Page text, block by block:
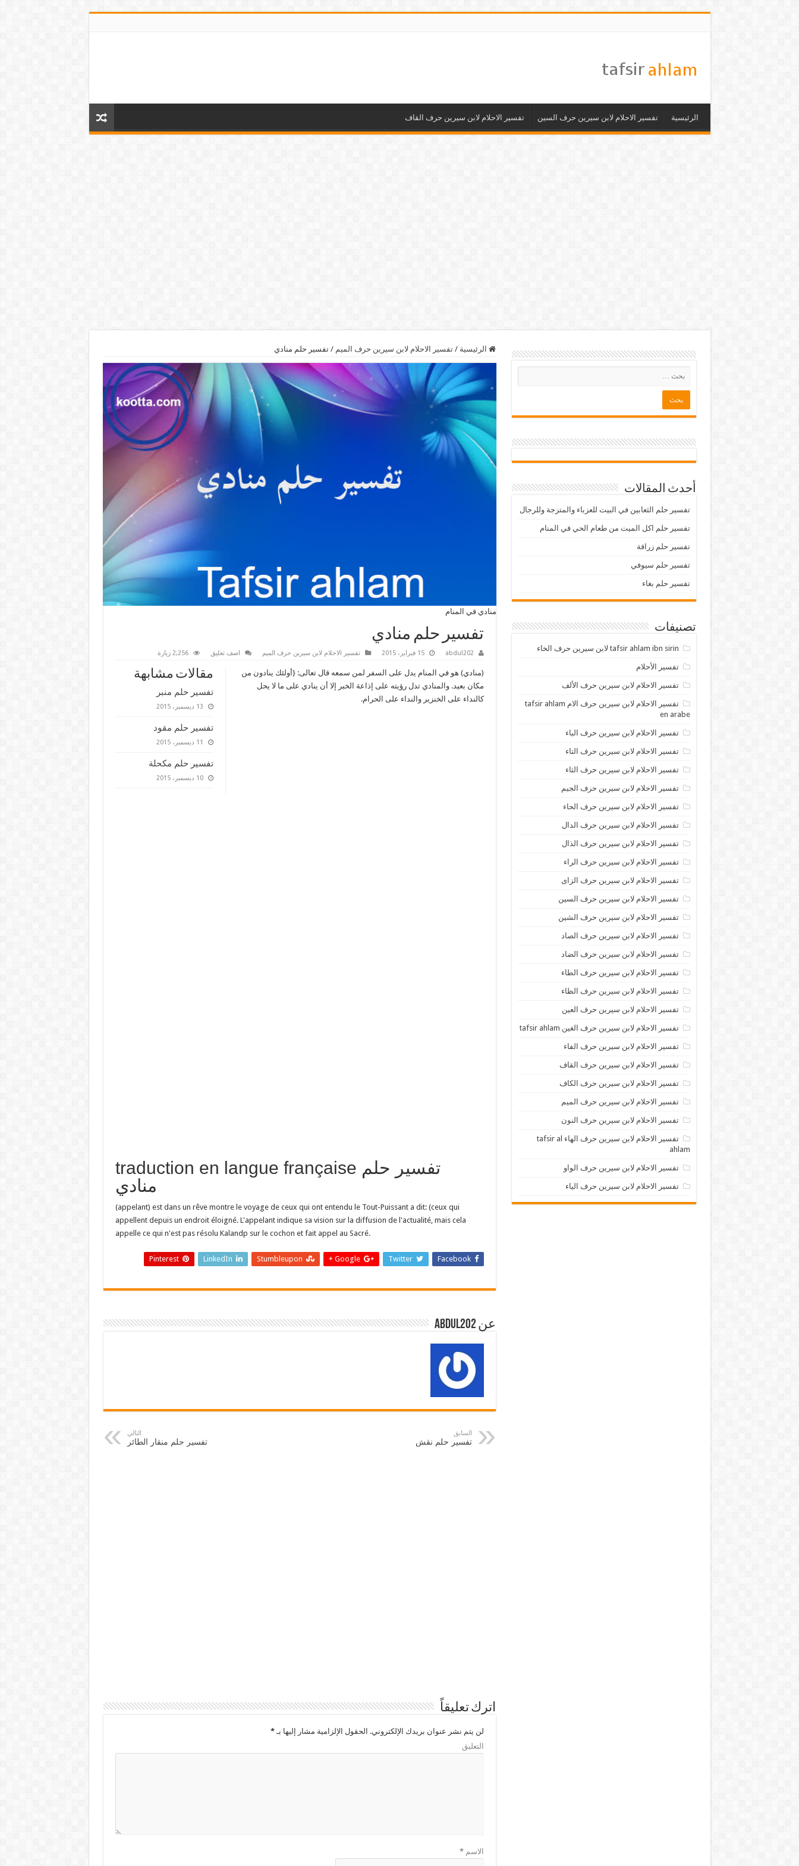
الرئيسية تفسير الاحلام لابن سيرين حرف السين تفسير الاحلام لابن سيرين حرف القاف
الرئيسية / تفسير الاحلام لابن سيرين حرف الميم / تفسير حلم منادي
منادي في المنام
تفسير حلم منادي
abdul202 15 فبراير، 2015 تفسير الاحلام لابن سيرين حرف الميم اضف تعليق 2,256 زيارة
مقالات مشابهة
تفسير حلم منبر
13 ديسمبر، 2015
تفسير حلم مقود
11 ديسمبر، 2015
تفسير حلم مكحلة
10 ديسمبر، 2015
(منادي) هو في المنام يدل على السفر لمن سمعه قال تعالى: {أولئك ينادون من
مكان بعيد. والمنادي تدل رؤيته على إذاعة الخبر إلا أن ينادي على ما لا يحل
كالنداء على الخنزير والنداء على الحرام.
traduction en langue française تفسير حلم
منادي
(appelant) est dans un rêve montre le voyage de ceux qui ont entendu le Tout-Puissant a dit: (ceux qui
appellent depuis un endroit éloigné. L'appelant indique sa vision sur la diffusion de l'actualité, mais cela
appelle ce qui n'est pas résolu Kalandp sur le cochon et fait appel au Sacré.
Facebook
Twitter
Google +
Stumbleupon
LinkedIn
Pinterest
عن abdul202
السابق
تفسير حلم نقش
التالي
تفسير حلم منقار الطائر
اترك تعليقاً
لن يتم نشر عنوان بريدك الإلكتروني. الحقول الإلزامية مشار إليها بـ*
التعليق
الاسم*
أحدث المقالات
تفسير حلم الثعابين في البيت للعزباء والمتزجة وللرجال
تفسير حلم اكل الميت من طعام الحي في المنام
تفسير حلم زرافة
تفسير حلم سيوفي
تفسير حلم بغاء
تصنيفات
tafsir ahlam ibn sirin لابن سيرين حرف الخاء
تفسير الأحلام
تفسير الاحلام لابن سيرين حرف الألف
تفسير الاحلام لابن سيرين حرف الام tafsir ahlam
en arabe
تفسير الاحلام لابن سيرين حرف الباء
تفسير الاحلام لابن سيرين حرف التاء
تفسير الاحلام لابن سيرين حرف الثاء
تفسير الاحلام لابن سيرين حرف الجيم
تفسير الاحلام لابن سيرين حرف الحاء
تفسير الاحلام لابن سيرين حرف الدال
تفسير الاحلام لابن سيرين حرف الذال
تفسير الاحلام لابن سيرين حرف الراء
تفسير الاحلام لابن سيرين حرف الزاى
تفسير الاحلام لابن سيرين حرف السين
تفسير الاحلام لابن سيرين حرف الشين
تفسير الاحلام لابن سيرين حرف الصاد
تفسير الاحلام لابن سيرين حرف الضاد
تفسير الاحلام لابن سيرين حرف الطاء
تفسير الاحلام لابن سيرين حرف الظاء
تفسير الاحلام لابن سيرين حرف العين
تفسير الاحلام لابن سيرين حرف الغين tafsir ahlam
تفسير الاحلام لابن سيرين حرف الفاء
تفسير الاحلام لابن سيرين حرف القاف
تفسير الاحلام لابن سيرين حرف الكاف
تفسير الاحلام لابن سيرين حرف الميم
تفسير الاحلام لابن سيرين حرف النون
تفسير الاحلام لابن سيرين حرف الهاء tafsir al
ahlam
تفسير الاحلام لابن سيرين حرف الواو
تفسير الاحلام لابن سيرين حرف الياء